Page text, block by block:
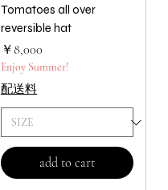
Tomatoes all over
reversible hat
価格
￥8,000
Enjoy Summer!
配送料
add to cart